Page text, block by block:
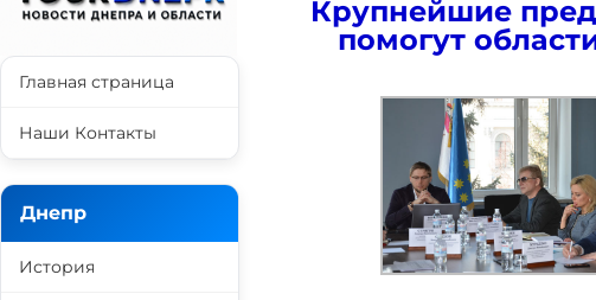
Крупнейшие
помогут
Главная страница
Наши Контакты
Днепр
История